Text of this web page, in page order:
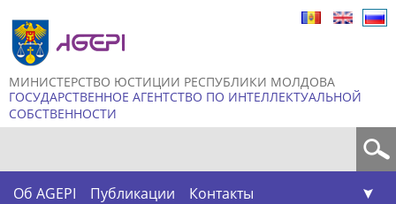
МИНИСТЕРСТВО ЮСТИЦИИ РЕСПУБЛИКИ МОЛДОВА
ГОСУДАРСТВЕННОЕ АГЕНТСТВО ПО ИНТЕЛЛЕКТУАЛЬНОЙ
СОБСТВЕННОСТИ
Об AGEPI Публикации Контакты